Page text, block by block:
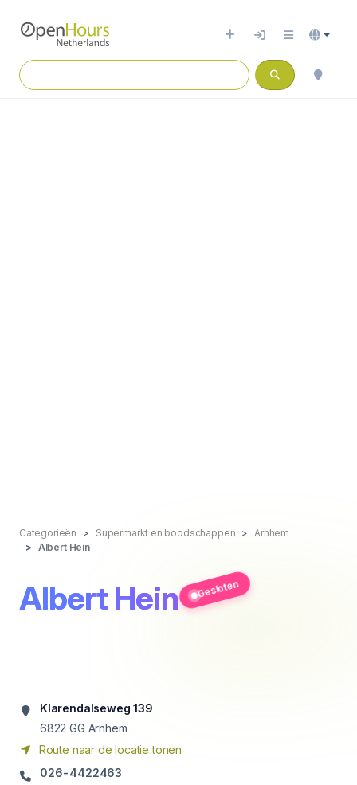
Categorieën Supermarkt en boodschappen
Arnhem
Albert Hein
Albert Hein Gesloten
Klarendalseweg 139
6822 GG Arnhem
Route naar de locatie tonen
026-4422463